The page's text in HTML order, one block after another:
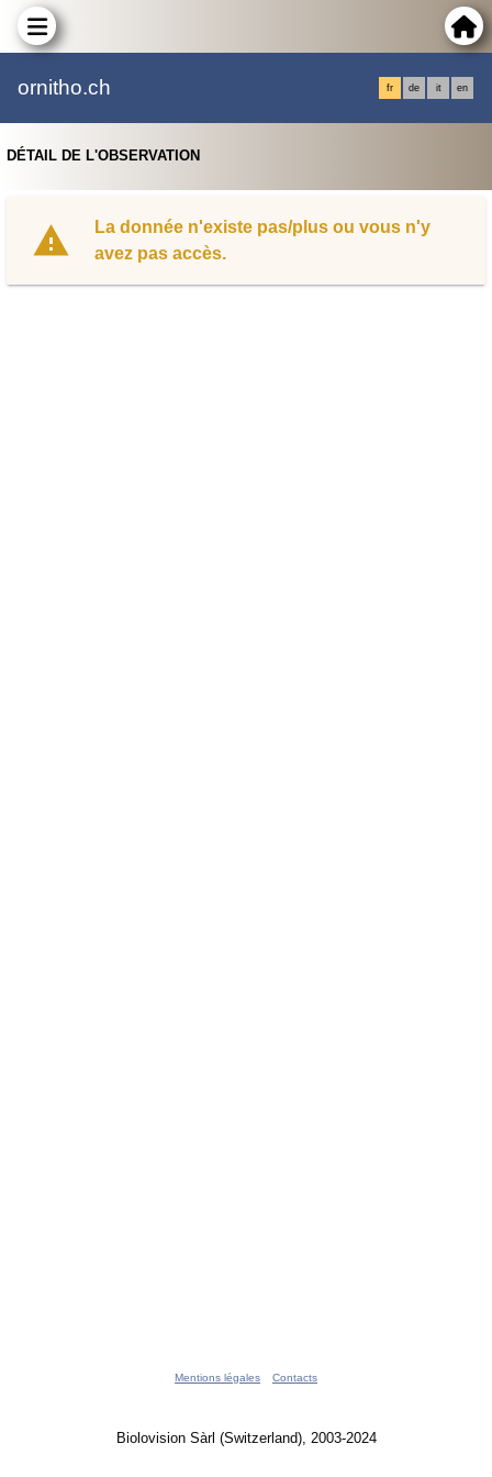
ornitho.ch fr de it en
DÉTAIL DE L'OBSERVATION
La donnée n'existe pas/plus ou vous n'y
avez pas accès.
Mentions légales Contacts
Biolovision Sàrl (Switzerland), 2003-2024